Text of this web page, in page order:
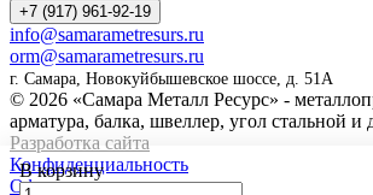
В корзину
+7 (917) 961-92-19
info@samarametresurs.ru
orm@samarametresurs.ru
г. Самара, Новокуйбышевское шоссе, д. 51А
© 2026 «Самара Металл Ресурс» -
арматура, балка, швеллер, угол стальной и
Разработка сайта
Конфиденциальность
Оферта